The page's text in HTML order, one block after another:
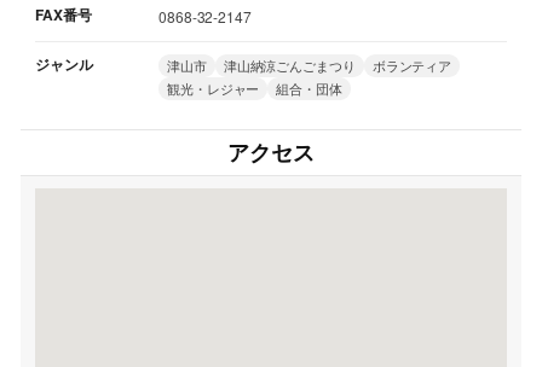
FAX番号 0868-32-2147
ジャンル 津山市 津山納涼ごんごまつり
ボランティア
観光・レジャー
組合・団体
アクセス